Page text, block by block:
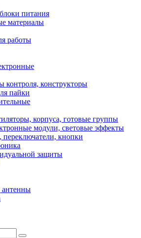
питания
материалы
работы
контроля, конструкторы
пайки
корпуса, готовые группы
модули, световые эффекты
кнопки
защиты